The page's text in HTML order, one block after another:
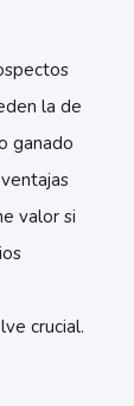
la de
ganado
valor si
crucial.